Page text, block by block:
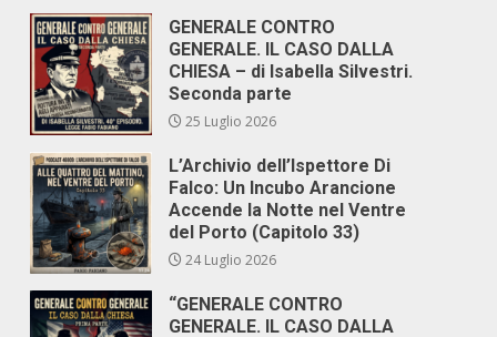
GENERALE CONTRO
GENERALE. IL CASO DALLA
CHIESA – di Isabella Silvestri.
Seconda parte
25 Luglio 2026
L’Archivio dell’Ispettore Di
Falco: Un Incubo Arancione
Accende la Notte nel Ventre
del Porto (Capitolo 33)
24 Luglio 2026
“GENERALE CONTRO
GENERALE. IL CASO DALLA